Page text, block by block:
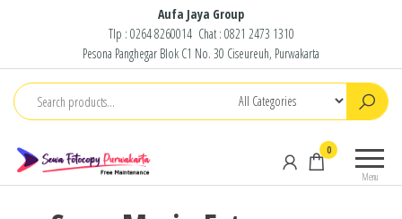
content
Aufa Jaya Group
Tlp : 0264 8260014Chat : 0821 2473 1310
Pesona Panghegar Blok C1 No. 30 Ciseureuh, Purwakarta
Fotocopy Menu
0